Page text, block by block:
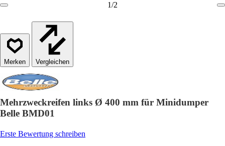
1/2
Vergleichen
Mehrzweckreifen links Ø 400 mm für Minidumper
Belle BMD01
Erste Bewertung schreiben